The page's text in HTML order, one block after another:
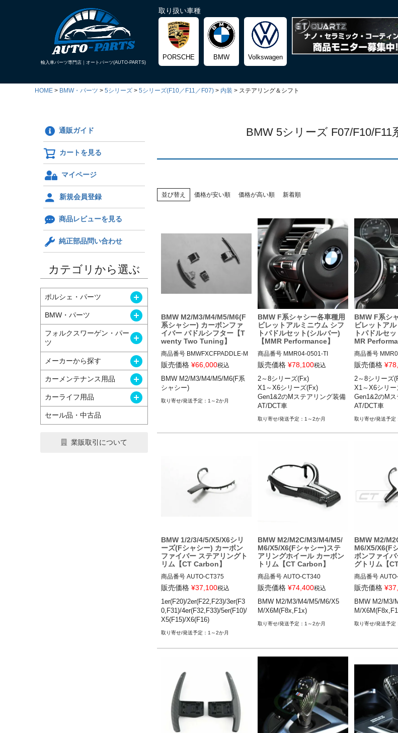
輸入車パーツ専門店｜オートパーツ(AUTO-PARTS)
取り扱い車種
PORSCHE BMW Volkswagen
検索
HOME BMW・パーツ 5シリーズ 5シリーズ(F10／F11／F07) 内装 ステアリング＆シフト
通販ガイド
カートを見る
マイページ
新規会員登録
商品レビューを見る
純正部品問い合わせ
カテゴリから選ぶ
ポルシェ・パーツ
BMW・パーツ
フォルクスワーゲン・パー
ツ
メーカーから探す
カーメンテナンス用品
カーライフ用品
セール品・中古品
業販取引について
BMW 5シリーズ F07/F10/
並び替え 価格が安い順 価格が高い順 新着順
BMW M2/M3/M4/M5/M6(F
系シャシー) カーボンファ
イバー パドルシフター【T
wenty Two Tuning】
商品番号 BMWFXCFPADDLE-M
2-6
12TTT"BMW F SERIES REPLA
CEMENT CARBON FIBRE PAD
BMW M3(F80) 14-18
販売価格 ¥66,000税込
BMW M2/M3/M4/M5/M6(F系
シャシー)
1～2か月
BMW F系シャシー各車種用
ビレットアルミニウム シフ
トパドルセット(シルバー)
【MMR Performance】
商品番号 MMR04-0501-TI
MMR04-0501-TI
2シリーズ(F22,F23,F44,F87)
3シリーズ(F30,F31,F34,F80)
4シリーズ(F32,F33,F36,F82,F8
3)
5シリーズ(F07,F10,F90)
7シリーズ(F01,F02)
X3シリーズ(F25,F97)
X4シリーズ(F26,F98)
X5シリーズ(F15,F85,F95)
X6シリーズ(F16,F86,F96)
販売価格 ¥78,100税込
2～8シリーズ(Fx)
X1～X6シリーズ(Fx)
Gen1&2のMステアリング装備
AT/DCT車
1～2か月
BMW F系シ
ビレットア
トパドルセ
MR
商品番号
MMR04-0501-
2シリーズ
3シリーズ
4シリーズ
3)
5シリーズ
7シリーズ
X3シリーズ
X4シリーズ
X5シリーズ
X6シリーズ
販売価格 ¥
2～8シリーズ
X1～X6シリー
Gen1&2のM
AT/DCT車
BMW 1/2/3/4/5/X5/X6シリ
ーズ(Fシャシー) カーボン
ファイバー ステアリングト
リム【CT Carbon】
商品番号 AUTO-CT375
CT375
BMW 1シリーズ(F20)後期 15-20
BMW 2シリーズ(F22,F23) 15-20
BMW 3シリーズ(F30,F31) 15-19
BMW 4シリーズ(F32,F33) 15-20
BMW X5(F15) 14-19
・M sportステアリングホイール
販売価格 ¥37,100税込
1er(F20)/2er(F22,F23)/3er(F3
0,F31)/4er(F32,F33)/5er(F10)/
X5(F15)/X6(F16)
1～2か月
BMW M2/M2C/M3/M4/M5/
M6/X5/X6(Fシャシー)ステ
アリングホイール カーボン
トリム【CT Carbon】
商品番号 AUTO-CT340
CT340
BMW M2(F87) 16-18
BMW M2C(F87) 18-21
BMW M3(F80) 14-20
BMW M6(F12,F13) 12-19
BMW X5 M(F85) 14-18
販売価格 ¥74,400税込
BMW M2/M3/M4/M5/M6/X5
M/X6M(F8x,F1x)
1～2か月
BMW M2/
M6/X5/X6(F
ボンファイ
グトリム【
商品番号
CT304
BMW M2(F87)
BMW M2C(F87)
BMW M3(F80)
BMW
BMW X6
販売価格 ¥
BMW M2/M3/
M/